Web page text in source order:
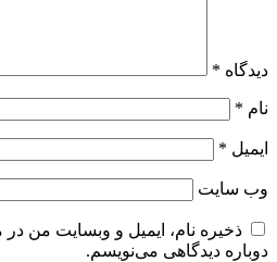
*
*
*
سایت
ذخیره نام، ایمیل و وبسایت من در
دیدگاهی می‌نویسم.